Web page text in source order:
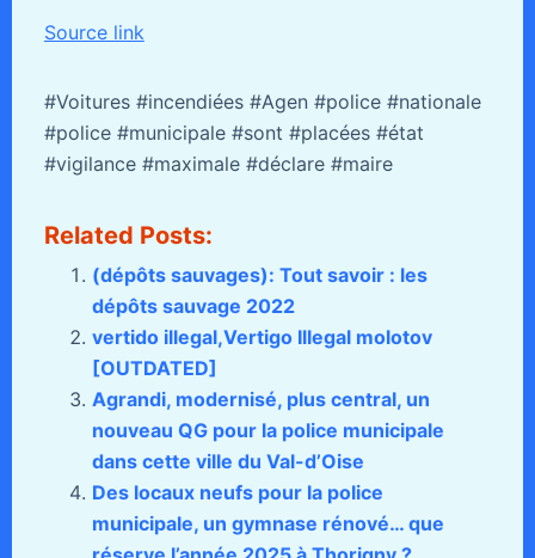
Source link
#Voitures #incendiées #Agen #police #nationale
#police #municipale #sont #placées #état
#vigilance #maximale #déclare #maire
Related Posts:
(dépôts sauvages): Tout savoir : les
dépôts sauvage 2022
vertido illegal,Vertigo Illegal molotov
[OUTDATED]
Agrandi, modernisé, plus central, un
nouveau QG pour la police municipale
dans cette ville du Val-d’Oise
Des locaux neufs pour la police
municipale, un gymnase rénové… que